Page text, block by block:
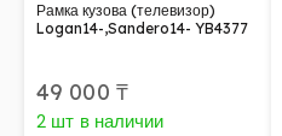
Рамка кузова (телевизор)
Logan14-,Sandero14- YB4377
49 000 ₸
2 шт в наличии